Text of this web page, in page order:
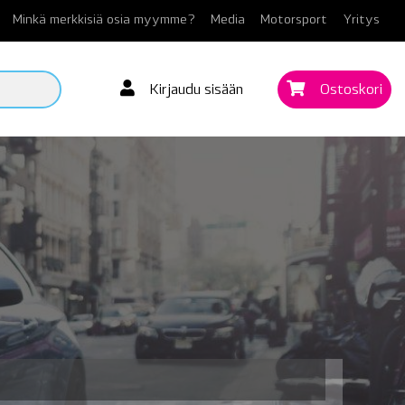
Minkä merkkisiä osia myymme? Media Motorsport Yritys
Kirjaudu sisään Ostoskori